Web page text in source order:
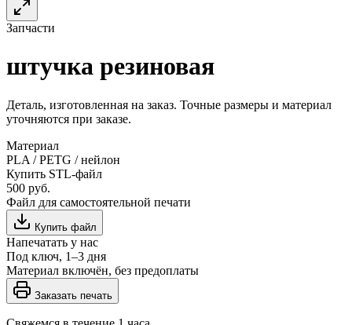
Запчасти
штучка резиновая
Деталь, изготовленная на заказ. Точные размеры и материал
уточняются при заказе.
Материал
PLA / PETG / нейлон
Купить STL-файл
500 руб.
Файл для самостоятельной печати
Купить файл
Напечатать у нас
Под ключ, 1–3 дня
Материал включён, без предоплаты
Заказать печать